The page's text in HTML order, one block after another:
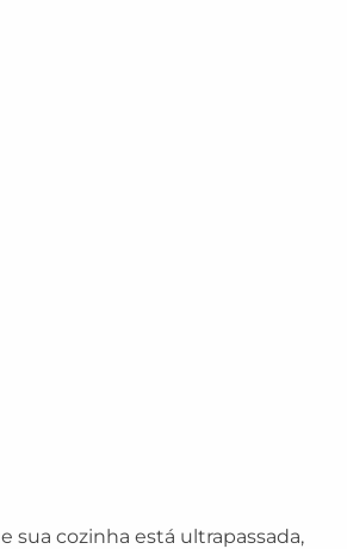
sua cozinha está ultrapassada,